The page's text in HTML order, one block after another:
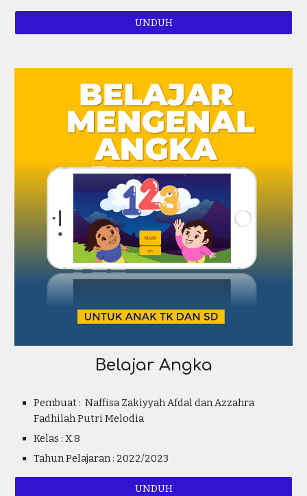
UNDUH
Belajar Angka
Pembuat : Naffisa Zakiyyah Afdal dan Azzahra
Fadhilah Putri Melodia
Kelas : X.8
Tahun Pelajaran : 2022/2023
UNDUH